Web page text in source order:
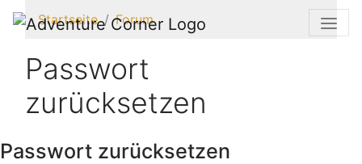
Startseite Forum
Passwort
zurücksetzen
Passwort zurücksetzen